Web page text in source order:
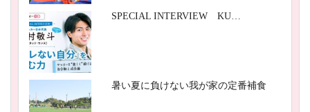
SPECIAL INTERVIEW KU…
暑い夏に負けない我が家の定番補食